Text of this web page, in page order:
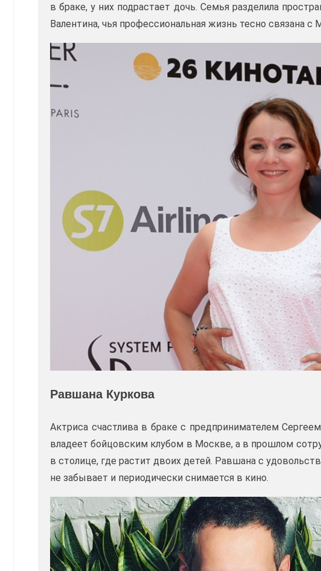
в браке, у них подрастает дочь. Семья разделила
Валентина, чья профессиональная жизнь тесно связана с
Равшана Куркова
Актриса счастлива в браке с предпринимателем
владеет бойцовским клубом в Москве, а в прошлом
в столице, где растит двоих детей. Равшана с
не забывает и периодически снимается в кино.